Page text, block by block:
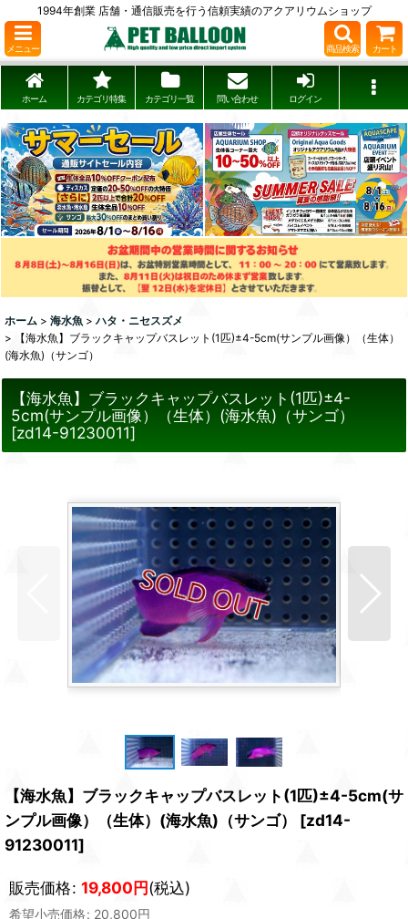
1994年創業 店舗・通信販売を行う信頼実績のアクアリウムショップ
メニュー 商品検索 カート
ホーム カテゴリ特集 カテゴリ一覧 問い合わせ ログイン
ホーム > 海水魚 > ハタ・ニセスズメ
>
【海水魚】ブラックキャップバスレット(1匹)±4-5cm(サンプル画像）（生体）
(海水魚)（サンゴ）
【海水魚】ブラックキャップバスレット(1匹)±4-
5cm(サンプル画像）（生体）(海水魚)（サンゴ）
[zd14-91230011]
【海水魚】ブラックキャップバスレット(1匹)±4-5cm(サ
ンプル画像）（生体）(海水魚)（サンゴ）
[zd14-
91230011]
販売価格: 19,800円(税込)
希望小売価格: 20,800円